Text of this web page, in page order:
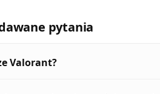
pytania
Valorant?